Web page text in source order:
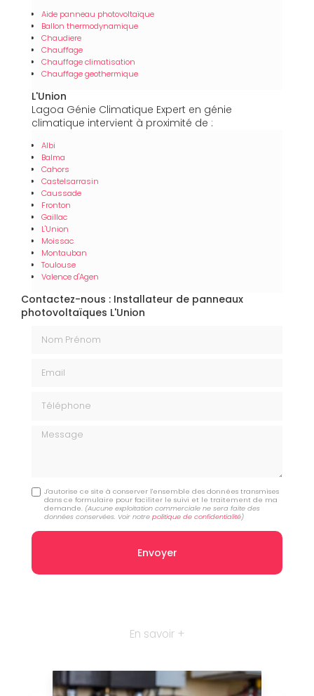
Aide panneau photovoltaïque
Ballon thermodynamique
Chaudiere
Chauffage
Chauffage climatisation
Chauffage geothermique
L'Union
Lagoa Génie Climatique Expert en génie
climatique intervient à proximité de :
Albi
Balma
Cahors
Castelsarrasin
Caussade
Fronton
Gaillac
L'Union
Moissac
Montauban
Toulouse
Valence d'Agen
Contactez-nous : Installateur de panneaux
photovoltaïques L'Union
Message
J'autorise ce site à conserver l'ensemble des données transmises
dans ce formulaire pour faciliter le suivi et le traitement de ma
demande. (Aucune exploitation commerciale ne sera faite des
données conservées. Voir notrepolitique de confidentialité)
En savoir +